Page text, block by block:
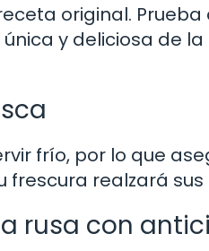
original.
y deliciosa de
frío, por lo que
realzará
rusa con